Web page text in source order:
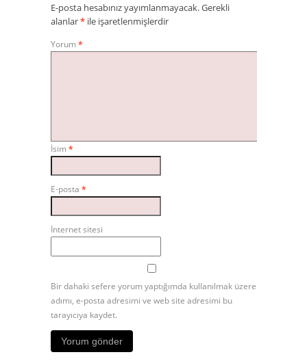
E-posta hesabınız yayımlanmayacak.Gerekli
alanlar* ile işaretlenmişlerdir
Yorum *
İsim *
E-posta *
İnternet sitesi
Bir dahaki sefere yorum yaptığımda kullanılmak üzere
adımı, e-posta adresimi ve web site adresimi bu
tarayıcıya kaydet.